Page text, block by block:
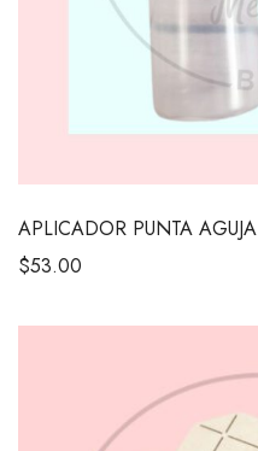
APLICADOR PUNTA AGUJA
$53.00